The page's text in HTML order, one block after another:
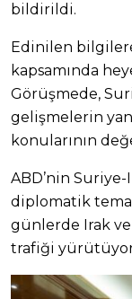
bildirildi.
Edinilen
kapsamında
Görüşmede,
gelişmelerin
konularının
ABD’nin
diplomatik
günlerde Irak
trafiği